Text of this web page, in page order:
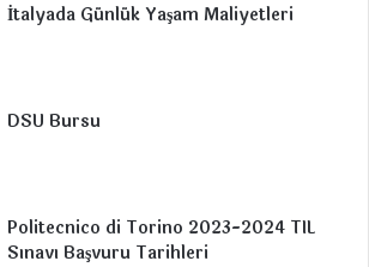
e
I
u
a
g
İtalyada Günlük Yaşam Maliyetleri
DSU Bursu
Politecnico di Torino 2023-2024 TIL
Sınavı Başvuru Tarihleri